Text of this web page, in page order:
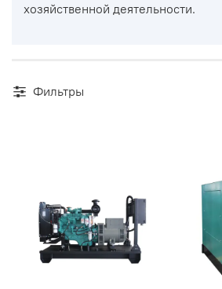
хозяйственной деятельности.
Фильтры